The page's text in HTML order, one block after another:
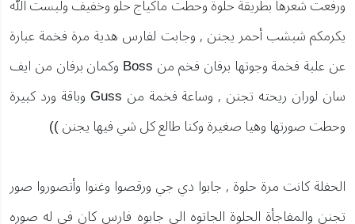
ورفعت شعرها بطريقة حلوة وحطت ماكياج حلو وخفيف ولبست الله
يكرمكم شبشب أحمر يجنن , وجابت لفارس هدية مرة فخمة عبارة
عن علبة فخمة وجوتها برفان فخم من Boss وكمان برفان من ايف
سان لوران ريحته تجنن , وساعة فخمة من Guss وباقة ورد كبيرة
وحطت صورتها وهيا صغيرة وكنا طالع كل شي فيها يجنن ))
الحفلة كانت مرة حلوة , جابوا دي جي ورقصوا وغنوا وأتصوروا صور
تجنن والمفاجأة الحلوة الجاتوه الي جابوه فارس كان في له صوره